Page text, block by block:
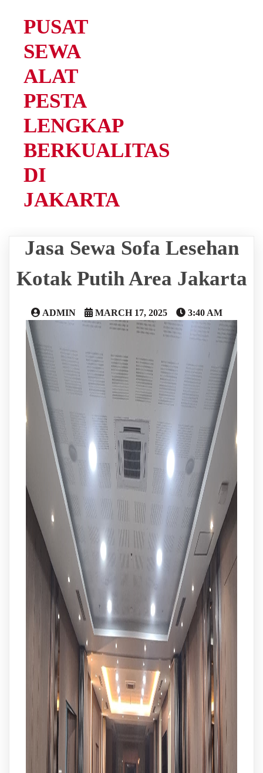
PUSAT
SEWA
ALAT
PESTA
LENGKAP
BERKUALITAS
DI
JAKARTA
Jasa Sewa Sofa Lesehan
Kotak Putih Area Jakarta
ADMIN MARCH 17, 2025 3:40 AM